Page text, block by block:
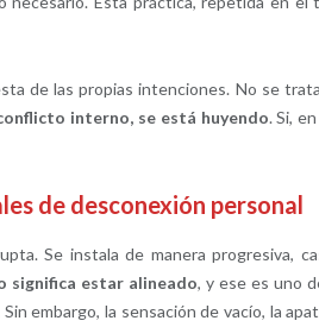
de las propias intenciones. No se
interno, se está huyendo. Si,
de desconexión personal
Se instala de manera progresiva,
significa estar alineado, y ese es uno
embargo, la sensación de vacío, la